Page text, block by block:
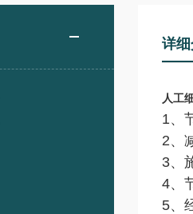
详
人工
1、
2、
3、
4、
5、